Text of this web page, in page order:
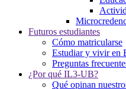
Futuros estudiantes
Cómo matricularse
Estudiar y vivir en
Preguntas
¿Por qué IL3-UB?
Qué opinan